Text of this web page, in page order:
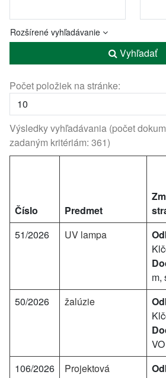
Rozšírené vyhľadávanie
Vyhľadať
Počet položiek na stránke:
Výsledky vyhľadávania (počet
zadaným kritériám: 361)
Číslo Predmet
51/2026
UV lampa
m,
50/2026 žalúzie
106/2026
Projektová